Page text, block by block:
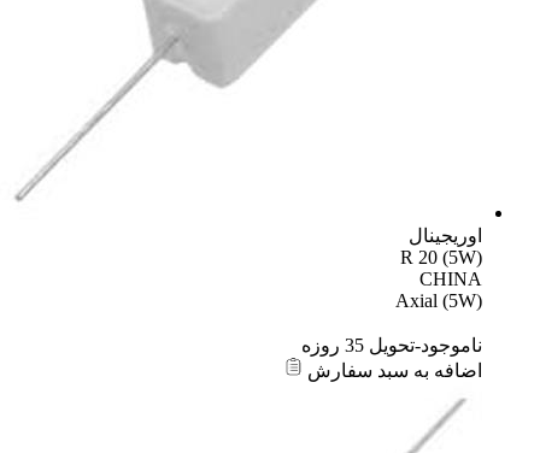
اوریجینال
R 20 (5W)
CHINA
Axial (5W)
ناموجود-تحویل 35 روزه
اضافه به سبد سفارش